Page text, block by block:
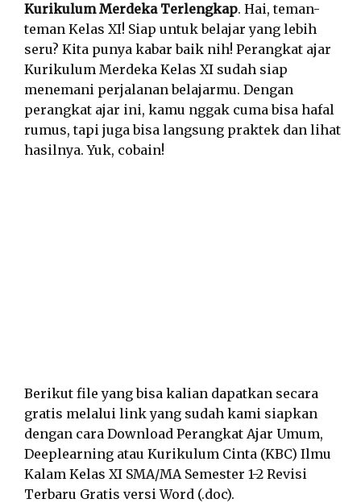
Kurikulum Merdeka Terlengkap. Hai, teman-
teman Kelas XI! Siap untuk belajar yang lebih
seru? Kita punya kabar baik nih! Perangkat ajar
Kurikulum Merdeka Kelas XI sudah siap
menemani perjalanan belajarmu. Dengan
perangkat ajar ini, kamu nggak cuma bisa hafal
rumus, tapi juga bisa langsung praktek dan lihat
hasilnya. Yuk, cobain!
Berikut file yang bisa kalian dapatkan secara
gratis melalui link yang sudah kami siapkan
dengan cara Download Perangkat Ajar Umum,
Deeplearning atau Kurikulum Cinta (KBC) Ilmu
Kalam Kelas XI SMA/MA Semester 1-2 Revisi
Terbaru Gratis versi Word (.doc).